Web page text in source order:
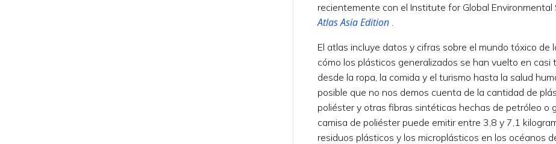
recientemente con el Institute for Global
Atlas Asia Edition
El atlas incluye datos y cifras sobre el mundo tóxico de
cómo los plásticos generalizados se han vuelto en
desde la ropa, la comida y el turismo hasta la salud
posible que no nos demos cuenta de la cantidad de
poliéster y otras fibras sintéticas hechas de petróleo o
camisa de poliéster puede emitir entre 3,8 y 7,1
residuos plásticos y los microplásticos en los océanos